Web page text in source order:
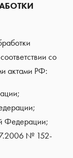
со
актами РФ:
Федерации;
№ 152-